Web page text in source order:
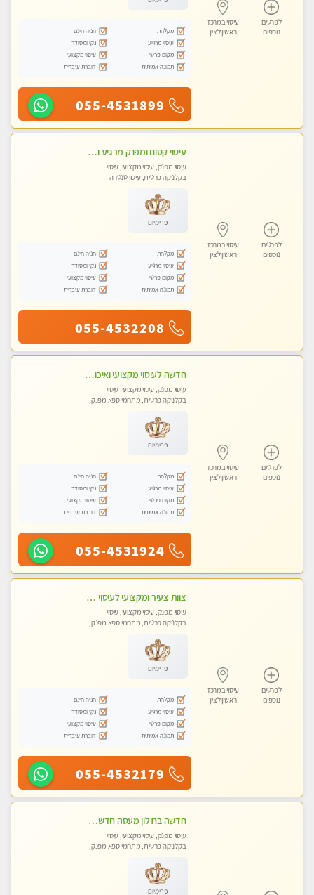
לפרטים
נוספים
עיסוי במרכז
ראשון לציון
מקלחת
חניה חינם
עיסוי מרגיע
נקי ומסודר
מקום פרטי
עיסוי מקצועי
תמונה אמיתית
דוברת עיברית
055-4531899
לפרטים
נוספים
עיסוי במרכז
ראשון לציון
עיסוי קסום ומפנק מרגיע ואיכותי מידי זהב !
עיסוי מפנק, עיסוי מקצועי, עיסוי
בקלניקה פרטית, עיסוי טנטרה
פרימיום
מקלחת
חניה חינם
עיסוי מרגיע
נקי ומסודר
מקום פרטי
עיסוי מקצועי
תמונה אמיתית
דוברת עיברית
055-4532208
לפרטים
נוספים
עיסוי במרכז
ראשון לציון
חדשה לעיסוי מקצועי ואיכותי מומלץ מאוד!! ממתינה לך שתגיע בוא ותבין מזה עיסוי מפנק …
עיסוי מפנק, עיסוי מקצועי, עיסוי
בקלניקה פרטית, מתחמי ספא מפנק,
פרימיום
מקלחת
חניה חינם
עיסוי מרגיע
נקי ומסודר
מקום פרטי
עיסוי מקצועי
תמונה אמיתית
דוברת עיברית
055-4531924
לפרטים
נוספים
עיסוי במרכז
ראשון לציון
צוות צעיר ומקצועי לעיסוי VIP בקליניקה מפוארת באווירה חמה ונעימה מומלץ ביותר! חוויה מפנקת מאוד ... ללא מין !!
עיסוי מפנק, עיסוי מקצועי, עיסוי
בקלניקה פרטית, מתחמי ספא מפנק,
פרימיום
מקלחת
חניה חינם
עיסוי מרגיע
נקי ומסודר
מקום פרטי
עיסוי מקצועי
תמונה אמיתית
דוברת עיברית
055-4532179
חדשה בחולון מעסה חדשה בחולון איכותית למאסז מקצועי ומפנק לכל שרירי הגוף עיסוי מכל הלב
עיסוי מפנק, עיסוי מקצועי, עיסוי
בקלניקה פרטית, מתחמי ספא מפנק,
פרימיום